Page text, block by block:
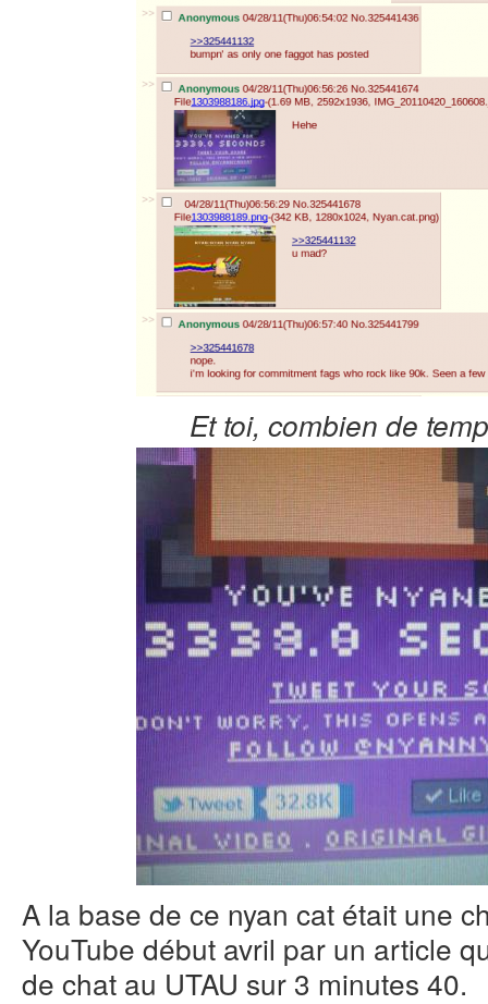
Et toi, combien de
A la base de ce nyan cat était une
YouTube début avril par un article
de chat au UTAU sur 3 minutes 40.